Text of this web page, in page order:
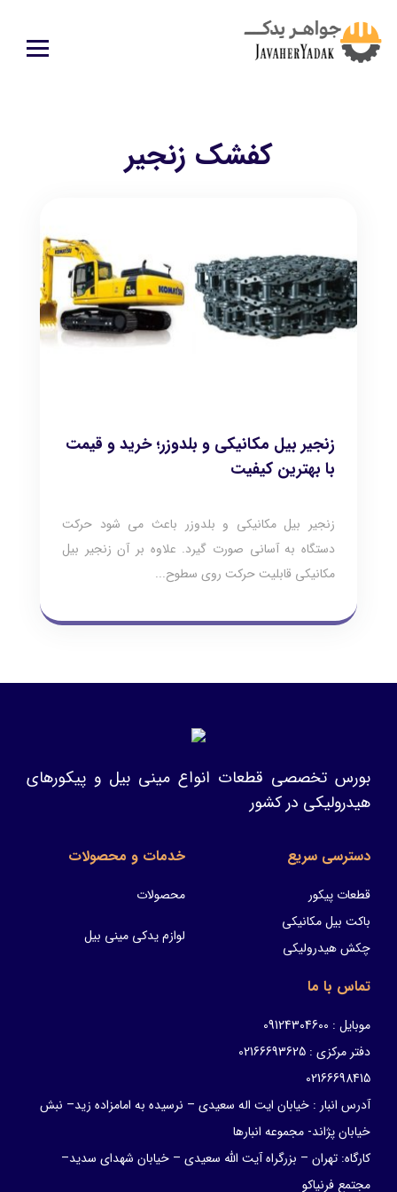
كفشك زنجير
زنجیر بیل مکانیکی و بلدوزر؛ خرید و قیمت
با بهترین کیفیت
زنجیر بیل مکانیکی و بلدوزر باعث می شود حرکت
دستگاه به آسانی صورت گیرد. علاوه بر آن زنجیر بیل
مکانیکی قابلیت حرکت روی سطوح...
بورس تخصصی قطعات انواع مینی بیل و پیکورهای
هیدرولیکی در کشور
دسترسی سریع
قطعات پیکور
باکت بیل مکانیکی
چکش هیدرولیکی
خدمات و محصولات
محصولات
لوازم یدکی مینی بیل
تماس با ما
موبایل : 09124304600
دفتر مرکزی : 02166693625
02166698415
آدرس انبار : خیابان ایت اله سعیدی – نرسیده به امامزاده زید– نبش
خیابان پژاند- مجموعه انبارها
کارگاه: تهران – بزرگراه آیت الله سعیدی – خیابان شهدای سدید–
مجتمع فرنیاکو